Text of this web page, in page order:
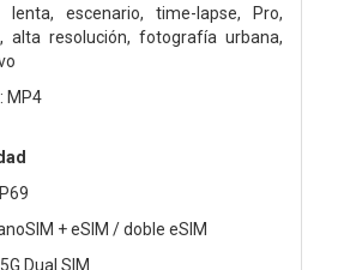
lenta, escenario, time-lapse, Pro,
alta resolución, fotografía urbana,
MP4
+ eSIM / doble eSIM
Dual SIM